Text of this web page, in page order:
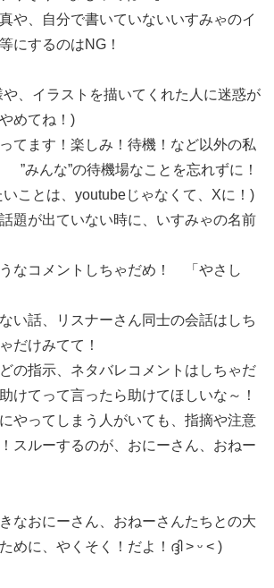
や、自分で書いていないいすみゃのイ
にするのはNG！
、イラストを描いてくれた人に迷惑が
めてね！)
てます！楽しみ！待機！など以外の私
”みんな”の待機場なことを忘れずに！
ことは、youtubeじゃなくて、Xに！)
題が出ていない時に、いすみゃの名前
うなコメントしちゃだめ！ 「やさし
い話、リスナーさん同士の会話はしち
だけみてて！
の指示、ネタバレコメントはしちゃだ
てって言ったら助けてほしいな～！
やってしまう人がいても、指摘や注意
スルーするのが、おにーさん、おねー
なおにーさん、おねーさんたちとの大
めに、やくそく！だよ！ദ്ദി ˃ ᵕ ˂ )